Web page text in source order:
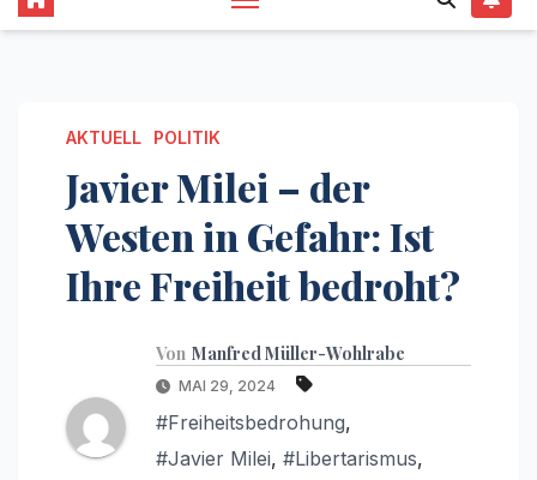
AKTUELL POLITIK
Javier Milei – der
Westen in Gefahr: Ist
Ihre Freiheit bedroht?
Von Manfred Müller-Wohlrabe
MAI 29, 2024
#Freiheitsbedrohung,
#Javier Milei, #Libertarismus,